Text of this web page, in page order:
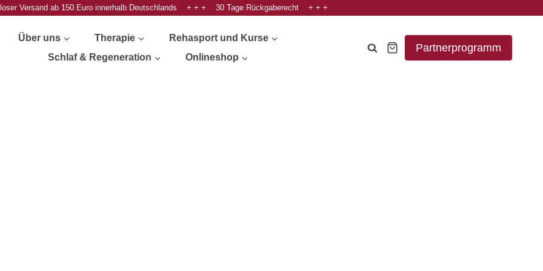
Versand ab 150 Euro innerhalb Deutschlands + + + 30 Tage Rückgaberecht + + +
Über uns Therapie
Rehasport und Kurse
Schlaf & Regeneration
Onlineshop
Partnerprogramm